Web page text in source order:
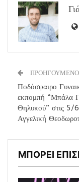
Ποδόσφαιρο
εκπομπή “Μπάλα
Θηλυκού” στις 5/
Αγγελική
ΜΠΟΡΕΙ